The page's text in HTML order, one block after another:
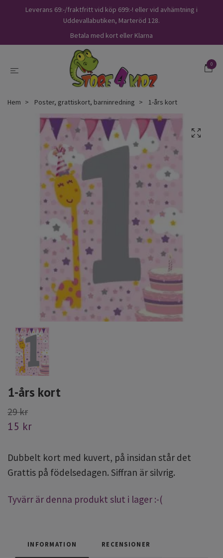
Leverans 69:-/fraktfritt vid köp 699:-! eller vid avhämtning i
Uddevallabutiken, Marteröd 128.
Betala med kort eller Klarna
0
Hem Poster, grattiskort, barninredning 1-års kort
1-års kort
29 kr
15 kr
Dubbelt kort med kuvert, på insidan står det
Grattis på födelsedagen. Siffran är silvrig.
Tyvärr är denna produkt slut i lager :-(
INFORMATION RECENSIONER